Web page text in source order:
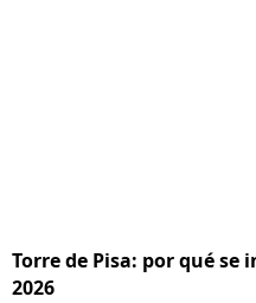
Torre de Pisa: por qué
2026